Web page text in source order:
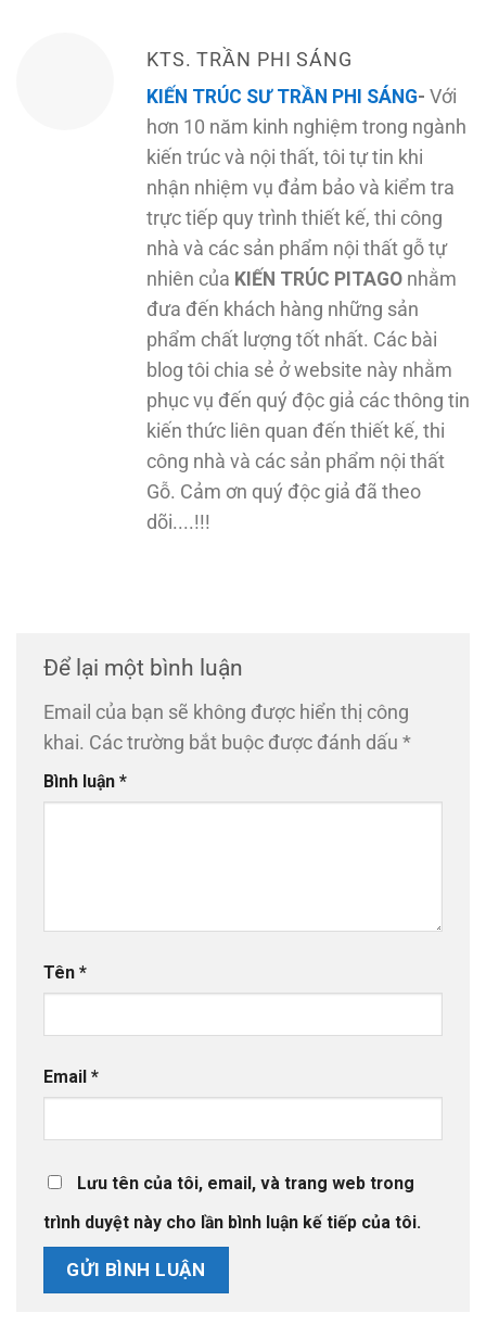
KTS. TRẦN PHI SÁNG
KIẾN TRÚC SƯ TRẦN PHI SÁNG- Với
hơn 10 năm kinh nghiệm trong ngành
kiến trúc và nội thất, tôi tự tin khi
nhận nhiệm vụ đảm bảo và kiểm tra
trực tiếp quy trình thiết kế, thi công
nhà và các sản phẩm nội thất gỗ tự
nhiên của KIẾN TRÚC PITAGO nhằm
đưa đến khách hàng những sản
phẩm chất lượng tốt nhất. Các bài
blog tôi chia sẻ ở website này nhằm
phục vụ đến quý độc giả các thông tin
kiến thức liên quan đến thiết kế, thi
công nhà và các sản phẩm nội thất
Gỗ. Cảm ơn quý độc giả đã theo
dõi....!!!
Để lại một bình luận
Email của bạn sẽ không được hiển thị công
khai. Các trường bắt buộc được đánh dấu *
Bình luận *
Tên *
Email *
Lưu tên của tôi, email, và trang web trong
trình duyệt này cho lần bình luận kế tiếp của tôi.